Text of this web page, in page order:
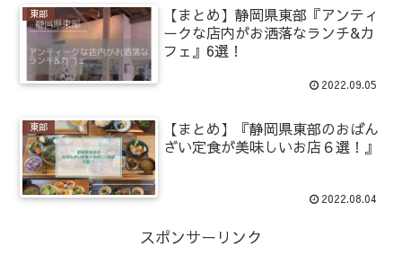
東部
【まとめ】静岡県東部『アンティ
ークな店内がお洒落なランチ&カ
フェ』6選！
2022.09.05
東部
【まとめ】『静岡県東部のおばん
ざい定食が美味しいお店６選！』
2022.08.04
スポンサーリンク